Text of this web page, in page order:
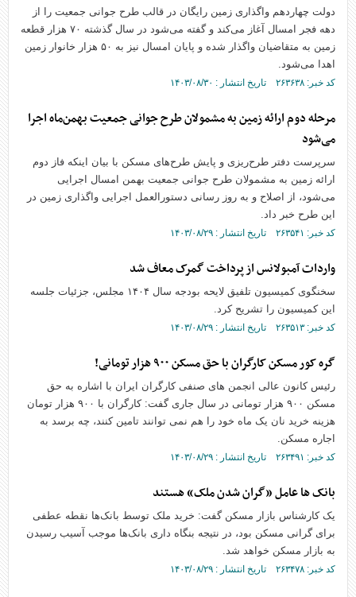
دولت چهاردهم واگذاری زمین رایگان در قالب طرح جوانی جمعیت را از
دهه فجر امسال آغاز می‌کند و گفته می‌شود در سال گذشته ۷۰ هزار قطعه
زمین به متقاضیان واگذار شده و پایان امسال نیز به ۵۰ هزار خانوار زمین
اهدا می‌شود.
کد خبر: ۲۶۳۶۳۸ تاریخ انتشار : ۱۴۰۳/۰۸/۳۰
مرحله دوم ارائه زمین به مشمولان طرح جوانی جمعیت بهمن‌ماه اجرا
می‌شود
سرپرست دفتر طرح‌ریزی و پایش طرح‌های مسکن با بیان اینکه فاز دوم
ارائه زمین به مشمولان طرح جوانی جمعیت بهمن امسال اجرایی
می‌شود، از اصلاح و به روز رسانی دستورالعمل اجرایی واگذاری زمین در
این طرح خبر داد.
کد خبر: ۲۶۳۵۴۱ تاریخ انتشار : ۱۴۰۳/۰۸/۲۹
واردات آمبولانس‌ از پرداخت گمرک معاف شد
سخنگوی کمیسیون تلفیق لایحه بودجه سال ۱۴۰۴ مجلس، جزئیات جلسه
این کمیسیون را تشریح کرد.
کد خبر: ۲۶۳۵۱۳ تاریخ انتشار : ۱۴۰۳/۰۸/۲۹
گره کور مسکن کارگران با حق مسکن ۹۰۰ هزار تومانی!
رئیس کانون عالی انجمن های صنفی کارگران ایران با اشاره به حق
مسکن ۹۰۰ هزار تومانی در سال جاری گفت: کارگران با ۹۰۰ هزار تومان
هزینه خرید نان یک ماه خود را هم نمی توانند تامین کنند، چه برسد به
اجاره مسکن.
کد خبر: ۲۶۳۴۹۱ تاریخ انتشار : ۱۴۰۳/۰۸/۲۹
بانک ها عامل «گران شدن ملک» هستند
یک کارشناس بازار مسکن گفت: خرید ملک توسط بانک‌ها نقطه عطفی
برای گرانی مسکن بود، در نتیجه بنگاه داری بانک‌ها موجب آسیب رسیدن
به بازار مسکن خواهد شد.
کد خبر: ۲۶۳۴۷۸ تاریخ انتشار : ۱۴۰۳/۰۸/۲۹